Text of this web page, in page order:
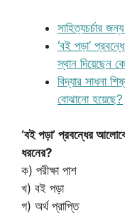
সাহিত্যচর্চার
‘বই পড়া’
স্থান দিয়েছেন
বিদ্যার সাধনা
বোঝানো হয়েছে?
‘বই পড়া’ প্রবন্ধের
ধরনের?
ক) পরীক্ষা পাশ
খ) বই পড়া
গ) অর্থ প্রাপ্তি